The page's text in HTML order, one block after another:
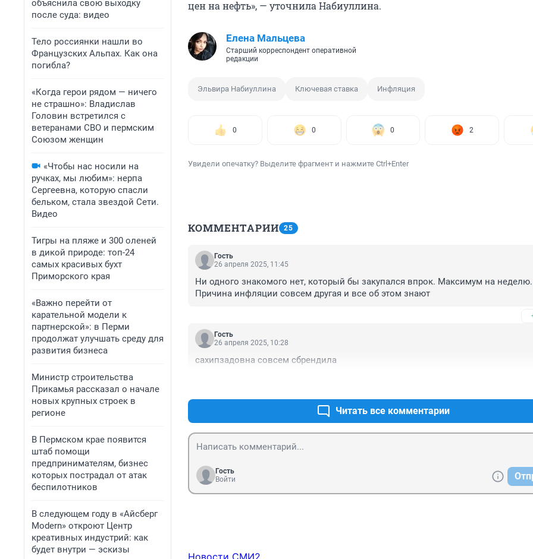
объяснила свою выходку
после суда: видео
Тело россиянки нашли во
Французских Альпах. Как она
погибла?
«Когда герои рядом — ничего
не страшно»: Владислав
Головин встретился с
ветеранами СВО и пермским
Союзом женщин
«Чтобы нас носили на
ручках, мы любим»: нерпа
Сергеевна, которую спасли
бельком, стала звездой Сети.
Видео
Тигры на пляже и 300 оленей
в дикой природе: топ-24
самых красивых бухт
Приморского края
«Важно перейти от
карательной модели к
партнерской»: в Перми
продолжат улучшать среду для
развития бизнеса
Министр строительства
Прикамья рассказал о начале
новых крупных строек в
регионе
В Пермском крае появится
штаб помощи
предпринимателям, бизнес
которых пострадал от атак
беспилотников
В следующем году в «Айсберг
Modern» откроют Центр
креативных индустрий: как
будет внутри — эскизы
цен на нефть», — уточнила Набиуллина.
Елена Мальцева
Старший корреспондент оперативной
редакции
Эльвира Набиуллина Ключевая ставка Инфляция
0 0 0 2
Увидели опечатку? Выделите фрагмент и нажмите Ctrl+Enter
КОММЕНТАРИИ 25
Гость
26 апреля 2025, 11:45
Ни одного знакомого нет, который бы закупался впрок. Максимум на неделю.
Причина инфляции совсем другая и все об этом знают
Гость
26 апреля 2025, 10:28
сахипзадовна совсем сбрендила
Читать все комментарии
Гость
Войти